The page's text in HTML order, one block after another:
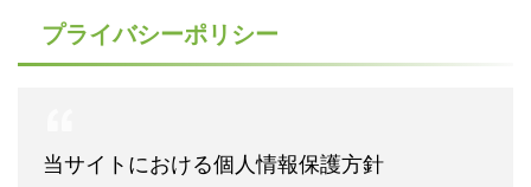
プライバシーポリシー
当サイトにおける個人情報保護方針